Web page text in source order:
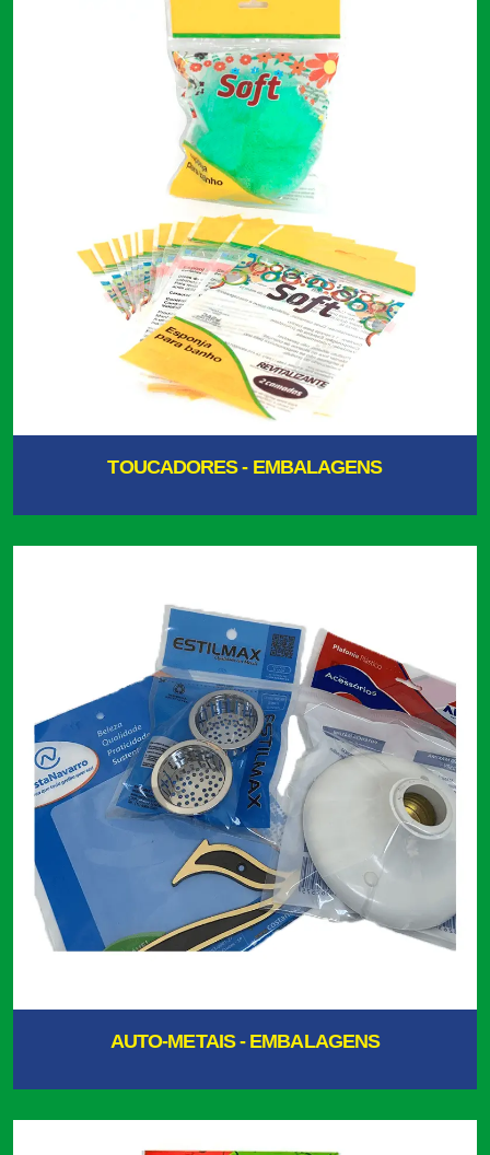
TOUCADORES - EMBALAGENS
AUTO-METAIS - EMBALAGENS